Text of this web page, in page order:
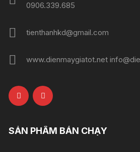
0906.339.685
tienthanhkd@gmail.com
www.dienmaygiatot.net
SẢN PHẨM BÁN CHẠY